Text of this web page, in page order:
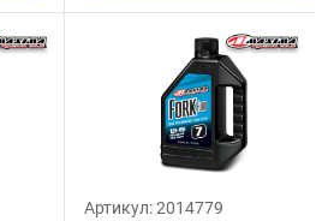
Артикул:2014779